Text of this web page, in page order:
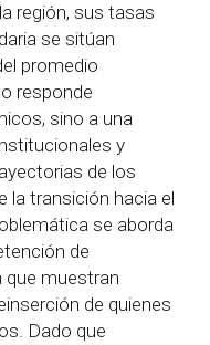
región, sus tasas
se sitúan
promedio
responde
sino a una
y
de los
la transición hacia el
se aborda
de
muestran
de quienes
Dado que